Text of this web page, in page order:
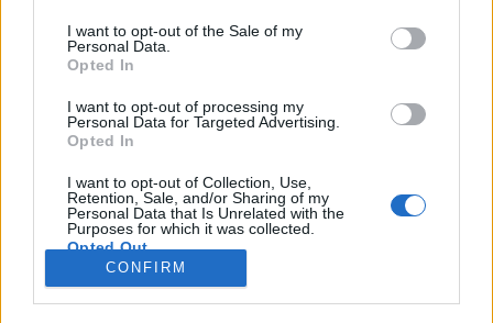
I want to opt-out of the Sale of my
Personal Data.
Opted In
I want to opt-out of processing my
Personal Data for Targeted Advertising.
Opted In
I want to opt-out of Collection, Use,
Retention, Sale, and/or Sharing of my
Personal Data that Is Unrelated with the
Purposes for which it was collected.
Opted Out
CONFIRM
Legnanonews.com
Sito di informazione locale
Direttore responsabile: Marco Tajè
Redazione: Via Matteotti, 3 (presso Famiglia Legnanese)
20025 Legnano (MI)
Email Direzione: direttore@legnanonews.com
Email Redazione: info@legnanonews.com
Pubblicità: commerciale@legnanonews.com
Tutti i contenuti originali sono di proprietà di LegnanoNews, ne è
consentito l'utilizzo citando il sito come fonte. Dei contenuti non originali